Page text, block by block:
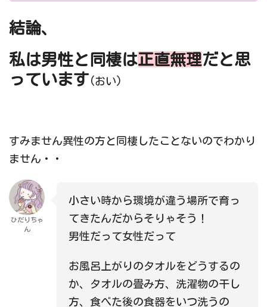
結論、
私は男性と同棲は正直無理だと思
っています (おい)
すみません異性の方と同棲したことないのでわかり
ません・・
ひだりちゃ
ん
小さい時から環境が違う場所で育っ
てきたんだからそりゃそう！
男性だって女性だって
お風呂上がりのタオルをどうするの
か、タオルの畳み方、洗濯物の干し
方、食べた後の食器をいつ洗うの